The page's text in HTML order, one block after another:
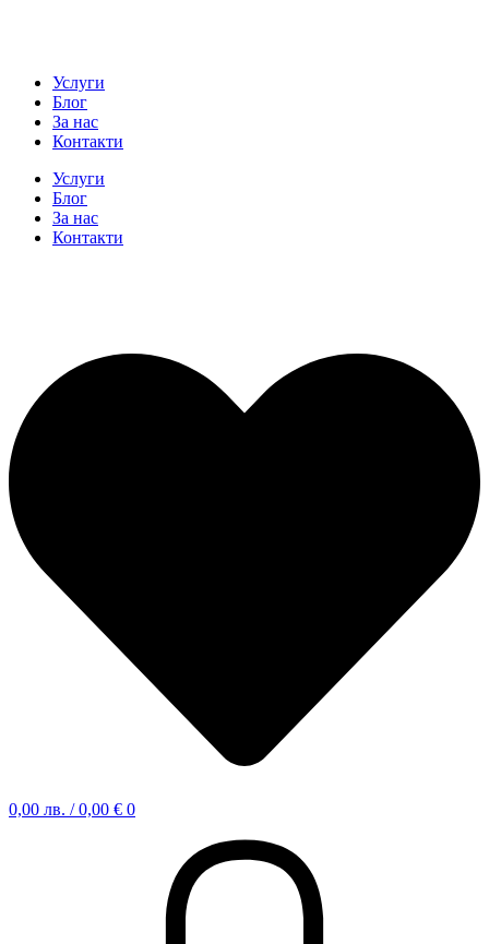
Услуги
Блог
За нас
Контакти
Услуги
Блог
За нас
Контакти
0,00 лв. / 0,00 € 0